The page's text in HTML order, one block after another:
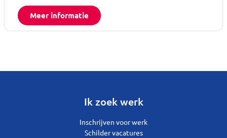
Meer informatie
Ik zoek werk
Inschrijven voor werk
Schilder vacatures